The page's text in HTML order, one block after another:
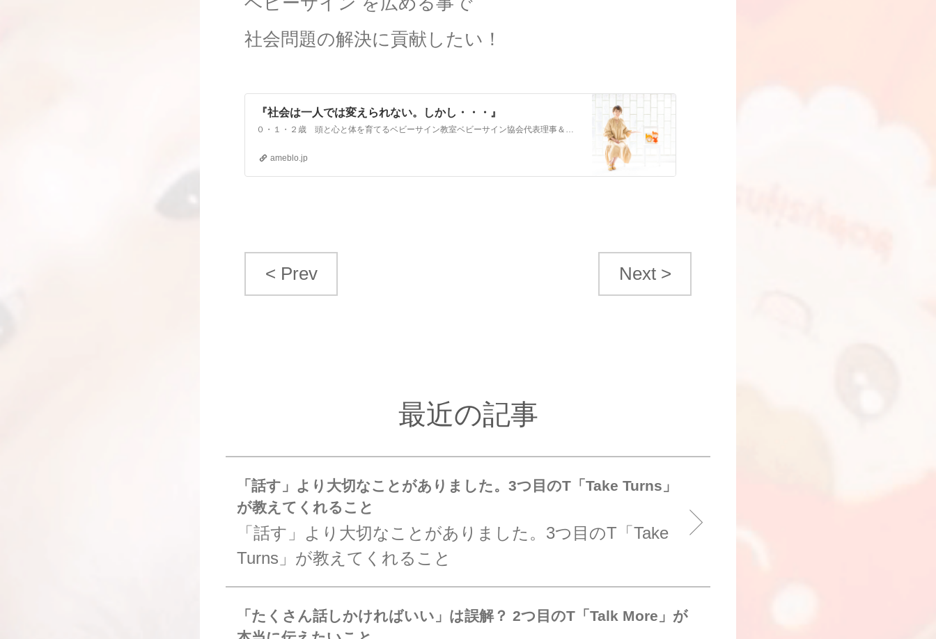
社会問題の解決に貢献したい！
『社会は一人では変えられない。しかし・・・』
０・１・２歳 頭と心と体を育てるベビーサイン教室ベビーサイン協会代表理事＆ベビーサイン®の専門家吉中みちるです。 どこで読んだのか記憶が定かでないんですが、皆…
ameblo.jp
< Prev Next >
最近の記事
「話す」より大切なことがありました。3つ目のT「Take Turns」
が教えてくれること
「話す」より大切なことがありました。3つ目のT「Take
Turns」が教えてくれること
「たくさん話しかければいい」は誤解？ 2つ目のT「Talk More」が